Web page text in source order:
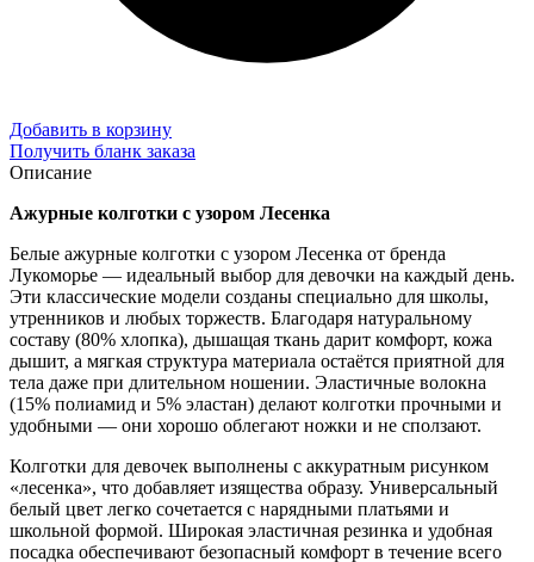
Добавить в корзину
Получить бланк заказа
Описание
Ажурные колготки с узором Лесенка
Белые ажурные колготки с узором Лесенка от бренда
Лукоморье — идеальный выбор для девочки на каждый день.
Эти классические модели созданы специально для школы,
утренников и любых торжеств. Благодаря натуральному
составу (80% хлопка), дышащая ткань дарит комфорт, кожа
дышит, а мягкая структура материала остаётся приятной для
тела даже при длительном ношении. Эластичные волокна
(15% полиамид и 5% эластан) делают колготки прочными и
удобными — они хорошо облегают ножки и не сползают.
Колготки для девочек выполнены с аккуратным рисунком
«лесенка», что добавляет изящества образу. Универсальный
белый цвет легко сочетается с нарядными платьями и
школьной формой. Широкая эластичная резинка и удобная
посадка обеспечивают безопасный комфорт в течение всего